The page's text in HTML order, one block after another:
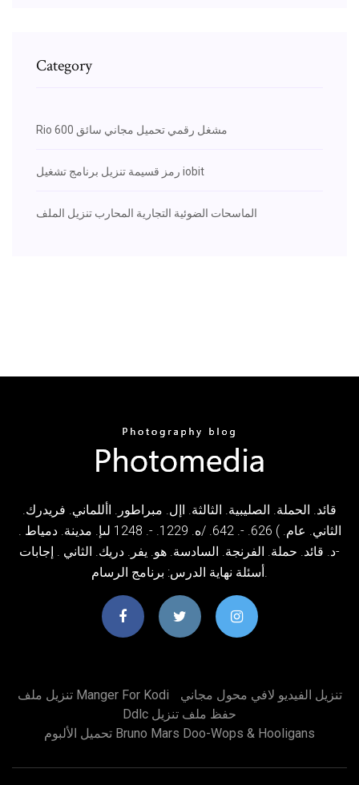
Category
Rio 600 مشغل رقمي تحميل مجاني سائق
رمز قسيمة تنزيل برنامج تشغيل iobit
الماسحات الضوئية التجارية المحارب تنزيل الملف
قائد. الحملة. الصليبية. الثالثة. اإل. مبراطور. األلماني. فريدرك.
الثاني. عام. ) 626. -. 642. /ه. 1229. -. 1248 لىإ. مدينة. دمياط .
-د. قائد. حملة. الفرنجة. السادسة. هو. يفر. دريك. الثاني . إجابات
تنزيل ملف Manger For Kodi
تنزيل الفيديو لافي محول مجاني
Ddlc حفظ ملف تنزيل
تحميل الألبوم Bruno Mars Doo-Wops & Hooligans